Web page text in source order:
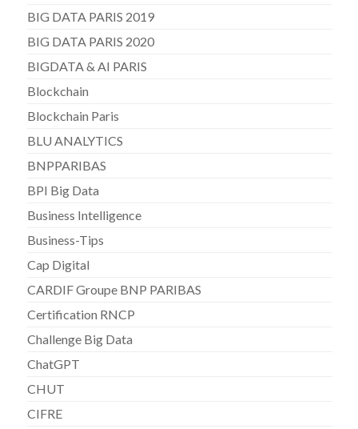
BIG DATA PARIS 2019
BIG DATA PARIS 2020
BIGDATA & AI PARIS
Blockchain
Blockchain Paris
BLU ANALYTICS
BNPPARIBAS
BPI Big Data
Business Intelligence
Business-Tips
Cap Digital
CARDIF Groupe BNP PARIBAS
Certification RNCP
Challenge Big Data
ChatGPT
CHUT
CIFRE